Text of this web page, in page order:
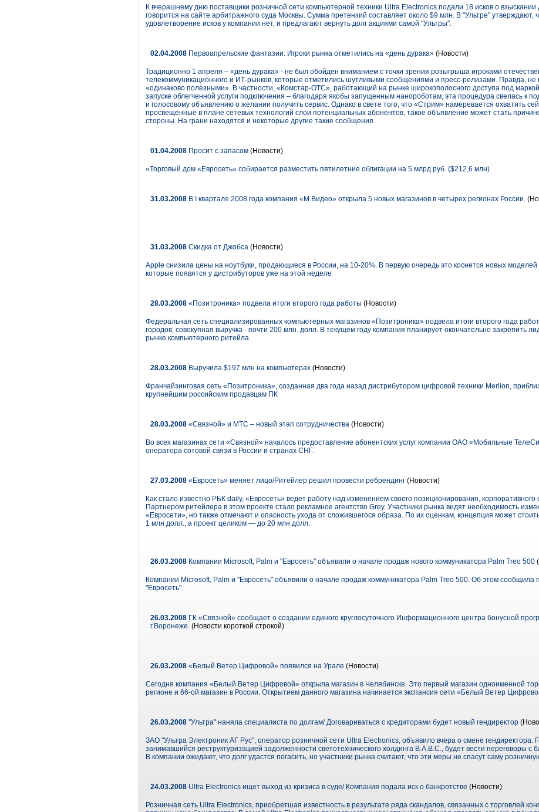
К вчерашнему дню поставщики розничной сети компьютерной техники Ultra Electronics подали 18 исков о взыскании
говорится на сайте арбитражного суда Москвы. Сумма претензий составляет около $9 млн. В "Ультре" утверждают,
удовлетворение исков у компании нет, и предлагают вернуть долг акциями самой "Ультры".
02.04.2008 Первоапрельские фантазии. Игроки рынка отметились на «день дурака» (Новости)
Традиционно 1 апреля – «день дурака» - не был обойден вниманием с точки зрения розыгрыша игроками
телекоммуникационного и ИТ-рынков, которые отметились шутливыми сообщениями и пресс-релизами. Правда, не
«одинаково полезными». В частности, «Комстар-ОТС», работающий на рынке широкополосного доступа под
запуске облегченной услуги подключения – благодаря якобы запущенным нанороботам, эта процедура свелась к
и голосовому объявлению о желании получить сервис. Однако в свете того, что «Стрим» намеревается охватить
просвещенные в плане сетевых технологий слои потенциальных абонентов, такое объявление может стать
стороны. На грани находятся и некоторые другие такие сообщения.
01.04.2008 Просит с запасом (Новости)
«Торговый дом «Евросеть» собирается разместить пятилетние облигации на 5 млрд руб. ($212,6 млн)
31.03.2008 В I квартале 2008 года компания «М.Видео» открыла 5 новых магазинов в четырех регионах России.
31.03.2008 Скидка от Джобса (Новости)
Apple снизила цены на ноутбуки, продающиеся в России, на 10-20%. В первую очередь это коснется новых
которые появятся у дистрибуторов уже на этой неделе
28.03.2008 «Позитроника» подвела итоги второго года работы (Новости)
Федеральная сеть специализированных компьютерных магазинов «Позитроника» подвела итоги второго года
городов, совокупная выручка - почти 200 млн. долл. В текущем году компания планирует окончательно закрепить
рынке компьютерного ритейла.
28.03.2008 Выручила $197 млн на компьютерах (Новости)
Франчайзинговая сеть «Позитроника», созданная два года назад дистрибутором цифровой техники Merlion,
крупнейшим российским продавцам ПК
28.03.2008 «Связной» и МТС – новый этап сотрудничества (Новости)
Во всех магазинах сети «Связной» началось предоставление абонентских услуг компании ОАО «Мобильные
оператора сотовой связи в России и странах СНГ.
27.03.2008 «Евросеть» меняет лицо/Ритейлер решил провести ребрендинг (Новости)
Как стало известно РБК daily, «Евросеть» ведет работу над изменением своего позиционирования, корпоративного
Партнером ритейлера в этом проекте стало рекламное агентство Grey. Участники рынка видят необходимость
«Евросети», но также отмечают и опасность ухода от сложившегося образа. По их оценкам, концепция может
1 млн долл., а проект целиком — до 20 млн долл.
26.03.2008 Компании Microsoft, Palm и "Евросеть" объявили о начале продаж нового коммуникатора Palm Treo 500
Компании Microsoft, Palm и "Евросеть" объявили о начале продаж коммуникатора Palm Treo 500. Об этом сообщила
"Евросеть".
26.03.2008 ГК «Связной» сообщает о создании единого круглосуточного Информационного центра бонусной
г.Воронеже. (Новости короткой строкой)
26.03.2008 «Белый Ветер Цифровой» появился на Урале (Новости)
Сегодня компания «Белый Ветер Цифровой» открыла магазин в Челябинске. Это первый магазин одноименной
регионе и 66-ой магазин в России. Открытием данного магазина начинается экспансия сети «Белый Ветер
26.03.2008 "Ультра" наняла специалиста по долгам/ Договариваться с кредиторами будет новый гендиректор
ЗАО "Ультра Электроник АГ Рус", оператор розничной сети Ultra Electronics, объявило вчера о смене гендиректора.
занимавшийся реструктуризацией задолженности светотехнического холдинга В.А.В.С., будет вести переговоры с
В компании ожидают, что долг удастся погасить, но участники рынка считают, что эти меры не спасут саму
24.03.2008 Ultra Electronics ищет выход из кризиса в суде/ Компания подала иск о банкротстве (Новости)
Розничная сеть Ultra Electronics, приобретшая известность в результате ряда скандалов, связанных с торговлей